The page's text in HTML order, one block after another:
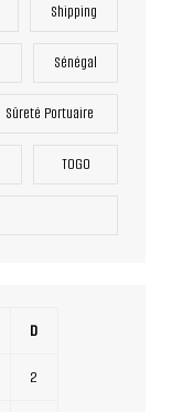
Shipping
Sénégal
Sûreté Portuaire
TOGO
D
2